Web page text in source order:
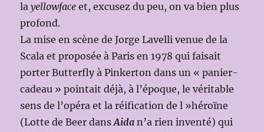
layellowface et, excusez du peu, on va bien plus
profond.
La mise en scène de Jorge Lavelli venue de la
Scala et proposée à Paris en 1978 qui faisait
porter Butterfly à Pinkerton dans un « panier-
cadeau » pointait déjà, à l’époque, le véritable
sens de l’opéra et la réification de l »héroïne
(Lotte de Beer dansAida n’a rien inventé) qui